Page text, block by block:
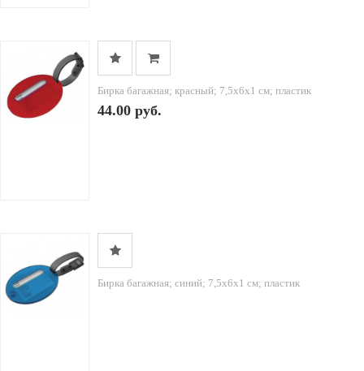
Бирка багажная; красный; 7,5х6х1 см; пластик
44.00 руб.
Бирка багажная; синий; 7,5х6х1 см; пластик